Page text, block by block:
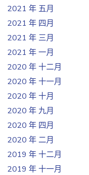
2021 年 五月
2021 年 四月
2021 年 三月
2021 年 一月
2020 年 十二月
2020 年 十一月
2020 年 十月
2020 年 九月
2020 年 四月
2020 年 二月
2019 年 十二月
2019 年 十一月